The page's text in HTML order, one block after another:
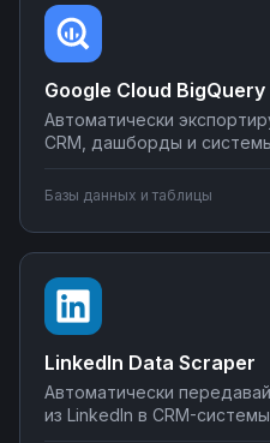
Google Cloud BigQuery
Автоматически
CRM, дашборды и
метрики с внешними
Управляйте
программирования.
Базы данных и таблицы
LinkedIn Data Scraper
Автоматически
из LinkedIn в CRM-